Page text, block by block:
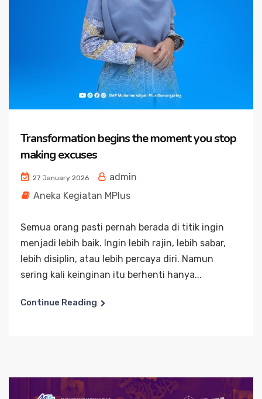
Transformation begins the moment you stop
making excuses
27 January 2026
admin
Aneka Kegiatan MPlus
Semua orang pasti pernah berada di titik ingin
menjadi lebih baik. Ingin lebih rajin, lebih sabar,
lebih disiplin, atau lebih percaya diri. Namun
sering kali keinginan itu berhenti hanya...
Continue Reading